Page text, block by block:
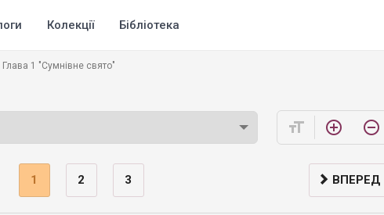
Колекції Бібліотека
Глава 1 "Сумнівне свято"
format_size add_circle_outline remove_circle_outline
1 2 3 ВПЕРЕД